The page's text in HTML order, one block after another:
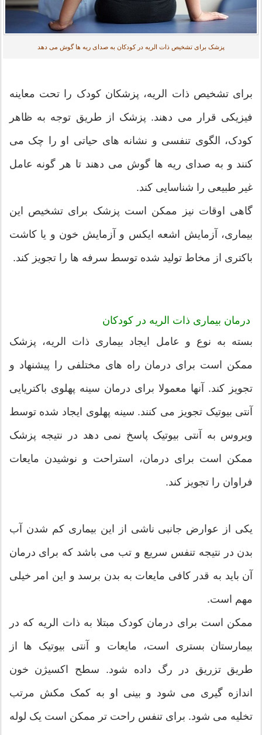
پزشک برای تشخیص ذات الریه در کودکان به صدای ریه ها گوش می دهد
برای تشخیص ذات الریه، پزشکان کودک را تحت معاینه
فیزیکی قرار می دهند. پزشک از طریق توجه به ظاهر
کودک، الگوی تنفسی و نشانه های حیاتی او را چک می
کنند و به صدای ریه ها گوش می دهند تا هر گونه عامل
غیر طبیعی را شناسایی کند.
گاهی اوقات نیز ممکن است پزشک برای تشخیص این
بیماری، آزمایش اشعه ایکس و آزمایش خون و یا کاشت
باکتری از مخاط تولید شده توسط سرفه ها را تجویز کند.
درمان بیماری ذات الریه در کودکان
بسته به نوع و عامل ایجاد بیماری ذات الریه، پزشک
ممکن است برای درمان راه های مختلفی را پیشنهاد و
تجویز کند. آنها معمولا برای درمان سینه پهلوی باکتریایی
آنتی بیوتیک تجویز می کنند. سینه پهلوی ایجاد شده توسط
ویروس به آنتی بیوتیک پاسخ نمی دهد در نتیجه پزشک
ممکن است برای درمان، استراحت و نوشیدن مایعات
فراوان را تجویز کند.
یکی از عوارض جانبی ناشی از این بیماری کم شدن آب
بدن در نتیجه تنفس سریع و تب می باشد که برای درمان
آن باید به قدر کافی مایعات به بدن برسد و این امر خیلی
مهم است.
ممکن است برای درمان کودک مبتلا به ذات الریه که در
بیمارستان بستری است، مایعات و آنتی بیوتیک ها از
طریق تزریق در رگ داده شود. سطح اکسیژن خون
اندازه گیری می شود و بینی او به کمک مکش مرتب
تخلیه می شود. برای تنفس راحت تر ممکن است یک لوله